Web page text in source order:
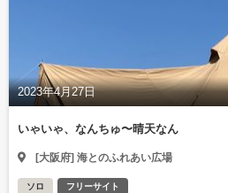
2023年4月27日
いゃいゃ、なんちゅ〜晴天なん
[大阪府] 海とのふれあい広場
ソロ フリーサイト